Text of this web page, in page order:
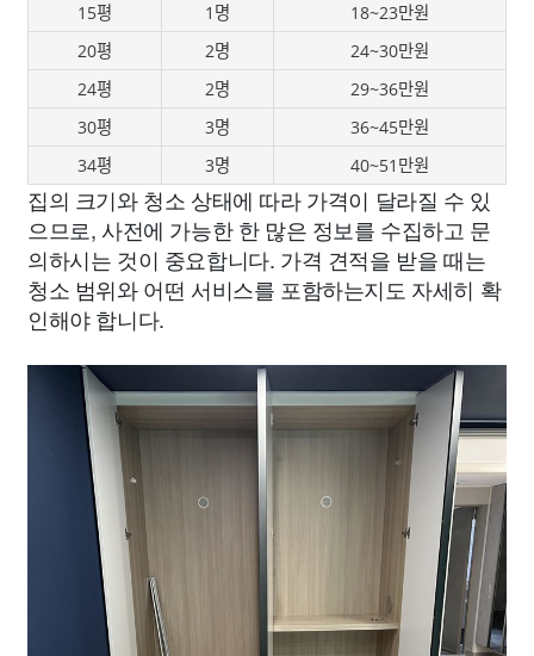
15평
1명
18~23만원
20평
2명
24~30만원
24평
2명
29~36만원
30평
3명
36~45만원
34평
3명 40~51만원
집의 크기와 청소 상태에 따라 가격이 달라질 수 있
으므로, 사전에 가능한 한 많은 정보를 수집하고 문
의하시는 것이 중요합니다. 가격 견적을 받을 때는
청소 범위와 어떤 서비스를 포함하는지도 자세히 확
인해야 합니다.